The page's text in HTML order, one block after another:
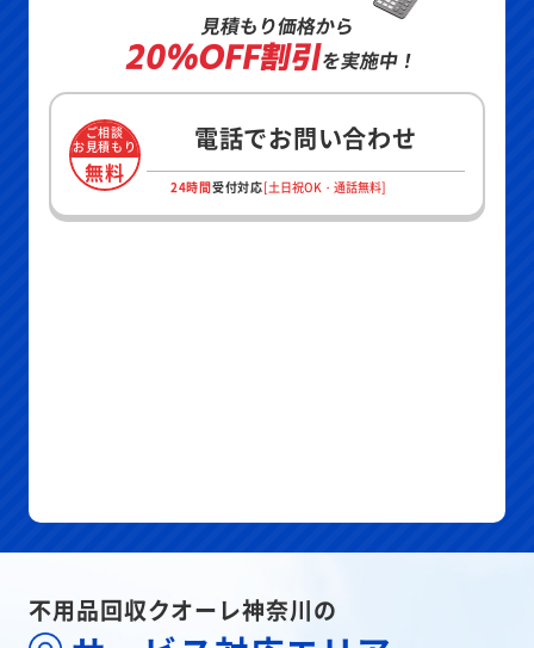
見積もり価格から
20%OFF割引を実施中！
ご相談
お見積もり
無料
電話でお問い合わせ
24時間受付対応[土日祝OK・通話無料]
サービス対応エリア